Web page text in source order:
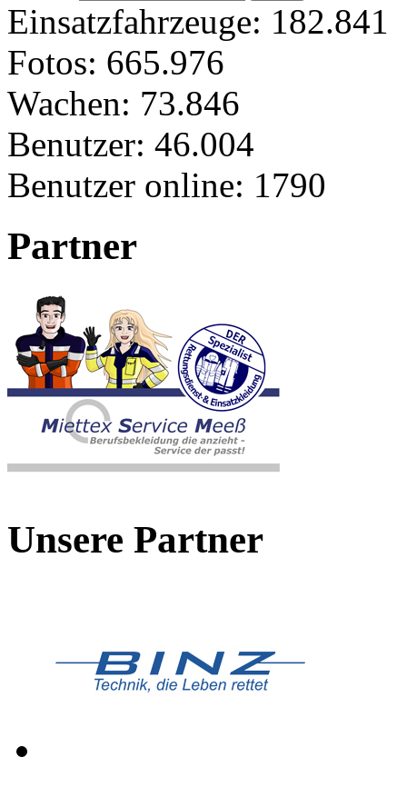
Einsatzfahrzeuge: 182.841
Fotos: 665.976
Wachen: 73.846
Benutzer: 46.004
Benutzer online: 1790
Partner
Unsere Partner